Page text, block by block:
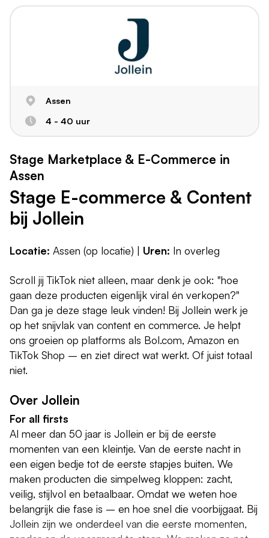
Assen
4 - 40 uur
Stage Marketplace & E-Commerce in
Assen
Stage E-commerce & Content
bij Jollein
Locatie: Assen (op locatie) | Uren: In overleg
Scroll jij TikTok niet alleen, maar denk je ook: "hoe
gaan deze producten eigenlijk viral én verkopen?"
Dan ga je deze stage leuk vinden! Bij Jollein werk je
op het snijvlak van content en commerce. Je helpt
ons groeien op platforms als Bol.com, Amazon en
TikTok Shop – en ziet direct wat werkt. Of juist totaal
niet.
Over Jollein
For all firsts
Al meer dan 50 jaar is Jollein er bij de eerste
momenten van een kleintje. Van de eerste nacht in
een eigen bedje tot de eerste stapjes buiten. We
maken producten die simpelweg kloppen: zacht,
veilig, stijlvol en betaalbaar. Omdat we weten hoe
belangrijk die fase is – en hoe snel die voorbijgaat. Bij
Jollein zijn we onderdeel van die eerste momenten,